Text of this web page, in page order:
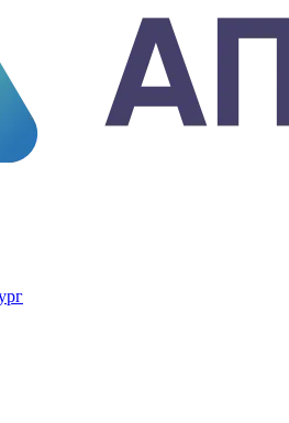
контроля
измерительных приборов